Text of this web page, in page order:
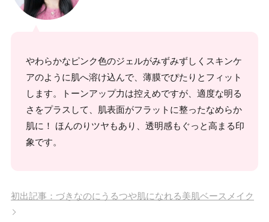
やわらかなピンク色のジェルがみずみずしくスキンケ
アのように肌へ溶け込んで、薄膜でぴたりとフィット
します。トーンアップ力は控えめですが、適度な明る
さをプラスして、肌表面がフラットに整ったなめらか
肌に！ ほんのりツヤもあり、透明感もぐっと高まる印
象です。
初出記事：づきなのにうるつや肌になれる美肌ベースメイク